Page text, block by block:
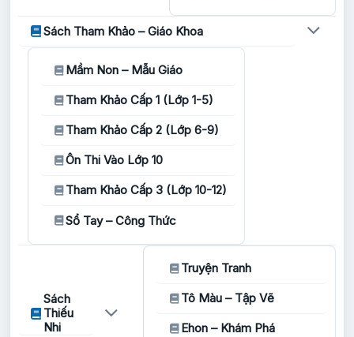
Sách Tham Khảo – Giáo Khoa
Mầm Non – Mẫu Giáo
Tham Khảo Cấp 1 (Lớp 1-5)
Tham Khảo Cấp 2 (Lớp 6-9)
Ôn Thi Vào Lớp 10
Tham Khảo Cấp 3 (Lớp 10-12)
Sổ Tay – Công Thức
Sách
Thiếu
Nhi
Truyện Tranh
Tô Màu – Tập Vẽ
Ehon – Khám Phá